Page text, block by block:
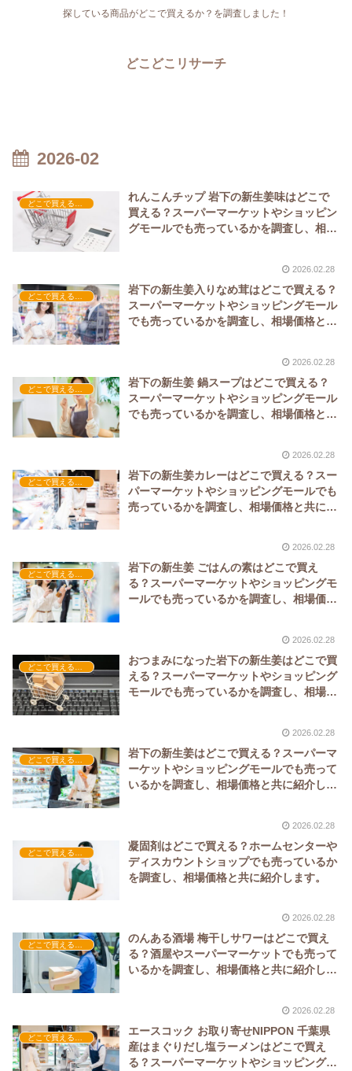
探している商品がどこで買えるか？を調査しました！
どこどこリサーチ
2026-02
どこで買える？-お菓子・スイーツ・アイス
れんこんチップ 岩下の新生姜味はどこで
買える？スーパーマーケットやショッピン
グモールでも売っているかを調査し、相場
2026.02.28
岩下の新生姜入りなめ茸はどこで買える？
スーパーマーケットやショッピングモール
でも売っているかを調査し、相場価格と共
2026.02.28
岩下の新生姜 鍋スープはどこで買える？
スーパーマーケットやショッピングモール
でも売っているかを調査し、相場価格と共
2026.02.28
岩下の新生姜カレーはどこで買える？スー
パーマーケットやショッピングモールでも
売っているかを調査し、相場価格と共に紹
2026.02.28
どこで買える？-食品・食材
岩下の新生姜 ごはんの素はどこで買え
る？スーパーマーケットやショッピングモ
ールでも売っているかを調査し、相場価格
2026.02.28
おつまみになった岩下の新生姜はどこで買
える？スーパーマーケットやショッピング
モールでも売っているかを調査し、相場価
2026.02.28
岩下の新生姜はどこで買える？スーパーマ
ーケットやショッピングモールでも売って
いるかを調査し、相場価格と共に紹介しま
2026.02.28
凝固剤はどこで買える？ホームセンターや
ディスカウントショップでも売っているか
を調査し、相場価格と共に紹介します。
2026.02.28
どこで買える？-飲料・酒・ジュース
のんある酒場 梅干しサワーはどこで買え
る？酒屋やスーパーマーケットでも売って
いるかを調査し、相場価格と共に紹介しま
2026.02.28
エースコック お取り寄せNIPPON 千葉県
産はまぐりだし塩ラーメンはどこで買え
る？スーパーマーケットやショッピングモ